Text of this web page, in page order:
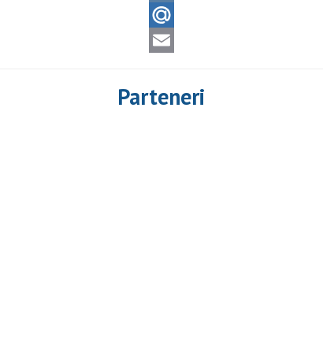
VK
Mail.Ru
Parteneri